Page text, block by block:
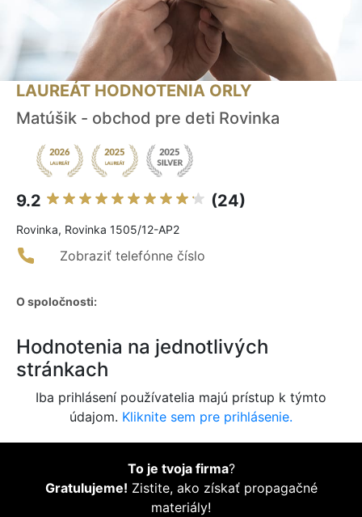
LAUREÁT HODNOTENIA ORLY
Matúšik - obchod pre deti Rovinka
9.2 (24)
Rovinka, Rovinka 1505/12-AP2
Zobraziť telefónne číslo
O spoločnosti:
Hodnotenia na jednotlivých
stránkach
Iba prihlásení používatelia majú prístup k týmto
údajom. Kliknite sem pre prihlásenie.
To je tvoja firma?
Gratulujeme! Zistite, ako získať propagačné
materiály!